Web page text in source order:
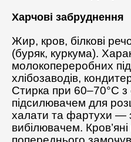
Харчові забруднення
Жир, кров, білкові
(буряк, куркума).
молокопереробних
хлібозаводів,
Стирка при 60–70°C
підсилювачем для
халати та фартухи —
вибілювачем.